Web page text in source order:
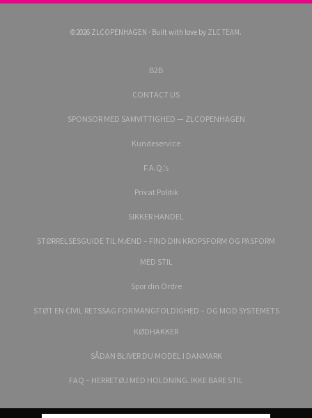
©2026 ZLCOPENHAGEN · Built with love by ZLC TEAM.
B2B
CONTACT US
SPONSOR MED SAMVITTIGHED — ZLCOPENHAGEN
Kundeservice
F.A.Q.’s
Privat Politik
SIKKER HANDEL
STØRRELSESGUIDE TIL MÆND – FIND DIN KROPSFORM OG PASFORM
MED STIL
Spor din Ordre
STØT EN CIVIL RETSSAG FOR MANGFOLDIGHED – OG MOD SYSTEMETS
KØDHAKKER
SÅDAN BLIVER DU MODEL I DANMARK
FAQ – HERRETØJ MED HOLDNING. IKKE BARE STIL